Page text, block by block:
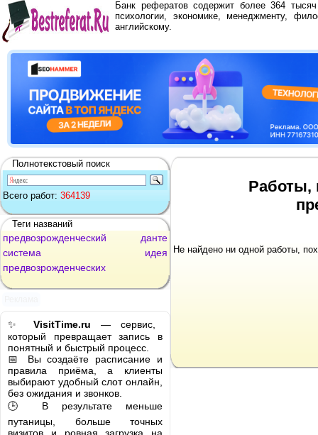
Банк рефератов содержит более 364
психологии, экономике, менеджменту,
английскому.
Полнотекстовый поиск
Всего работ: 364139
Теги названий
предвозрожденческий
данте
система
идея
предвозрожденческих
✨ VisitTime.ru — сервис,
который превращает запись в
понятный и быстрый процесс.
📅 Вы создаёте расписание и
правила приёма, а клиенты
выбирают удобный слот онлайн,
без ожидания и звонков.
🕒 В результате меньше
путаницы, больше точных
Работы,
Не найдено ни одной работы,